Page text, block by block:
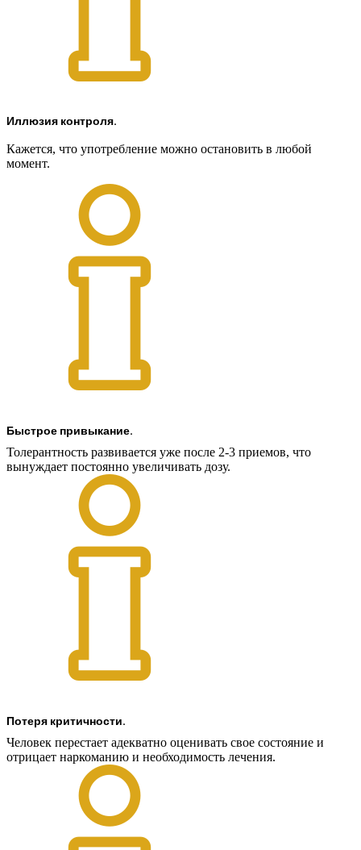
Иллюзия контроля.
Кажется, что употребление можно остановить в любой
момент.
Быстрое привыкание.
Толерантность развивается уже после 2-3 приемов, что
вынуждает постоянно увеличивать дозу.
Потеря критичности.
Человек перестает адекватно оценивать свое состояние и
отрицает наркоманию и необходимость лечения.